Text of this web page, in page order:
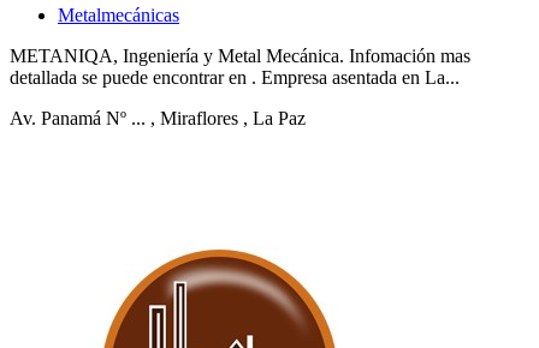
Metalmecánicas
METANIQA, Ingeniería y Metal Mecánica. Infomación mas
detallada se puede encontrar en . Empresa asentada en La...
Av. Panamá Nº ... , Miraflores , La Paz